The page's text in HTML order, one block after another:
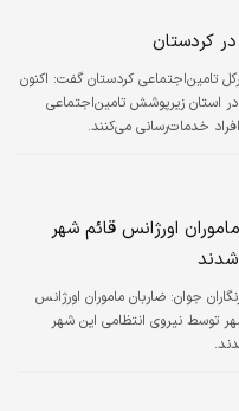
تامین‌اجتماعی کردستان گفت: اکنون
تبعی در استان زیرپوشش تامین‌اجتماعی
اورژانس قائم شهر
جوان: ضاربان ماموران اورژانس
شهر توسط نیروی انتظامی این شهر